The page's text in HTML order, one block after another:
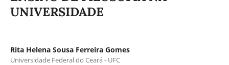
UNIVERSIDADE
Rita Helena Sousa Ferreira Gomes
Universidade Federal do Ceará - UFC